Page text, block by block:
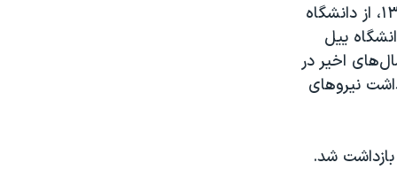
علی عبدی، دانش‌آموخته دانشگاه صنعتی شریف، پس از مهاجرت، در سال ۱۳۸۸، از دانشگاه
ییل
اخیر در
نیروهای
شد.